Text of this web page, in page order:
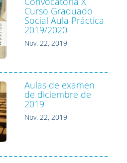
Curso Graduado
Social Aula Práctica
2019/2020
Nov. 22, 2019
Aulas de examen
de diciembre de
2019
Nov. 22, 2019